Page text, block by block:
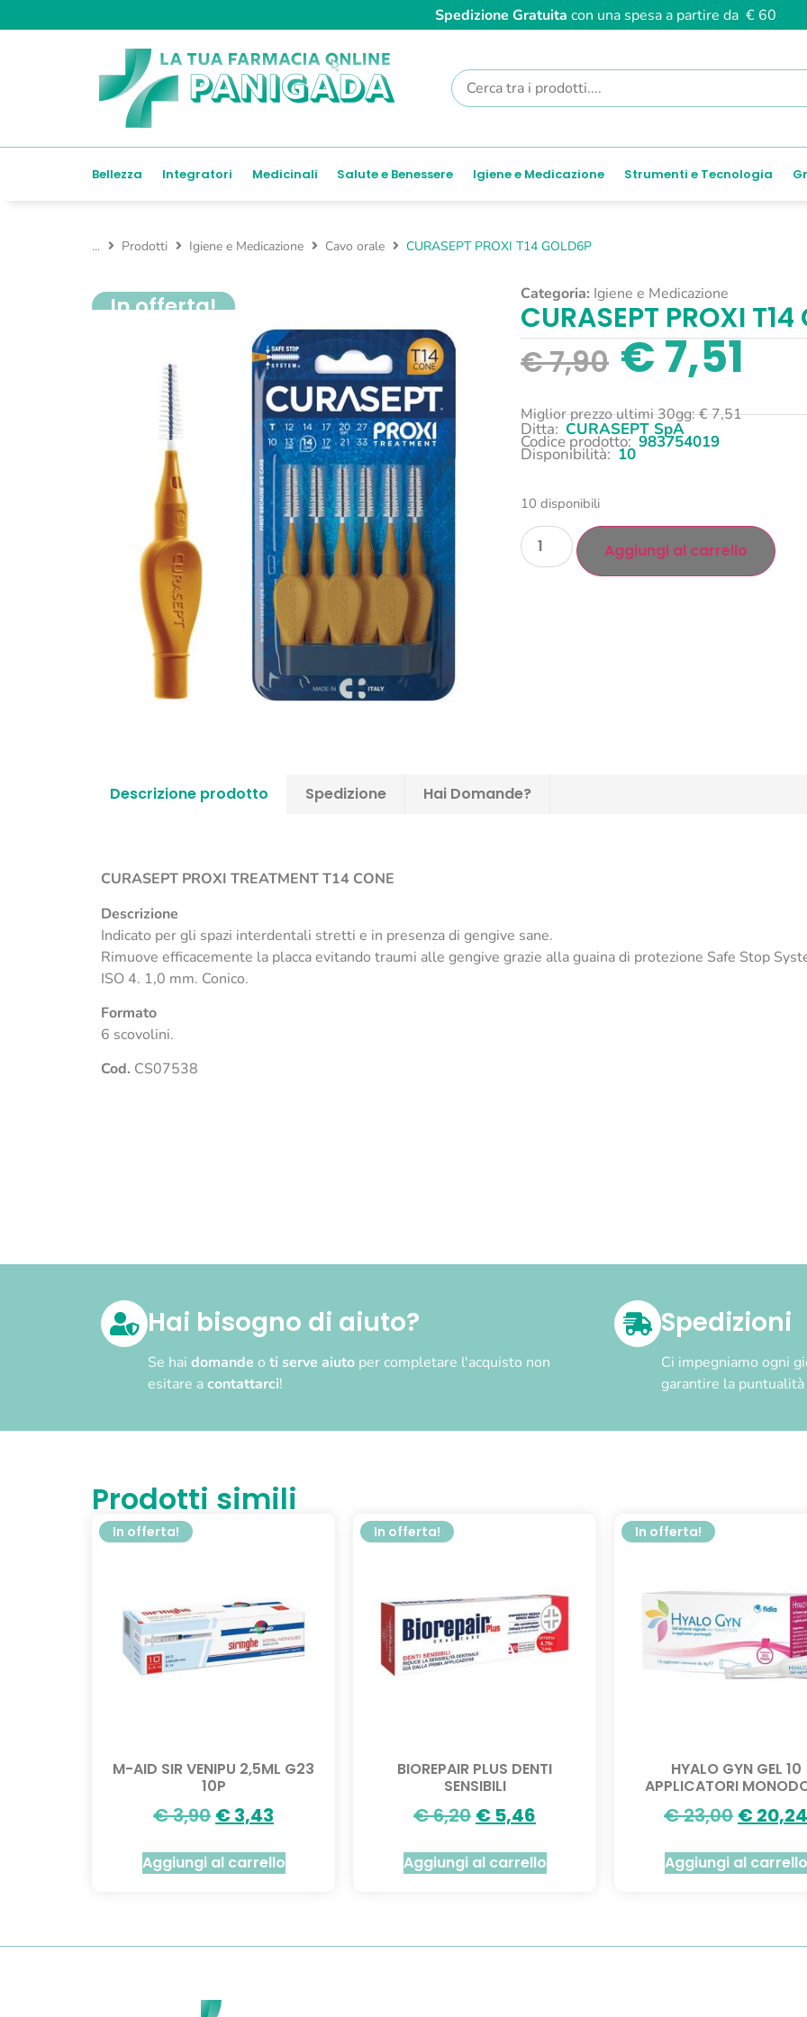
Spedizione Gratuita con una spesa a partire da € 60
Bellezza Integratori Medicinali Salute e Benessere Igiene e Medicazione Strumenti e Tecnologia
... Prodotti Igiene e Medicazione Cavo orale CURASEPT PROXI T14 GOLD6P
In offerta! Categoria: Igiene e Medicazione
CURASEPT PROXI T14
€7,90 €7,51
Miglior prezzo ultimi 30gg:€7,51
Ditta: CURASEPT SpA
Codice prodotto: 983754019
Disponibilità: 10
10 disponibili
Aggiungi al carrello
Descrizione prodotto Spedizione Hai Domande?
CURASEPT PROXI TREATMENT T14 CONE
Descrizione
Indicato per gli spazi interdentali stretti e in presenza di gengive sane.
Rimuove efficacemente la placca evitando traumi alle gengive grazie alla guaina di protezione Safe Stop
ISO 4. 1,0 mm. Conico.
Formato
6 scovolini.
Cod. CS07538
Hai bisogno di aiuto?
Se hai domande o ti serve aiuto per completare l'acquisto non
esitare acontattarci!
Spedizioni
Ci impegniamo ogni
garantire la
Prodotti simili
In offerta!
M-AID SIR VENIPU 2,5ML G23
10P
€3,90 €3,43
Aggiungi al carrello
In offerta!
BIOREPAIR PLUS DENTI
SENSIBILI
€6,20 € 5,46
Aggiungi al carrello
In offerta!
HYALO GYN GEL 10
APPLICATORI
€23,00 €20,24
Aggiungi al carrello